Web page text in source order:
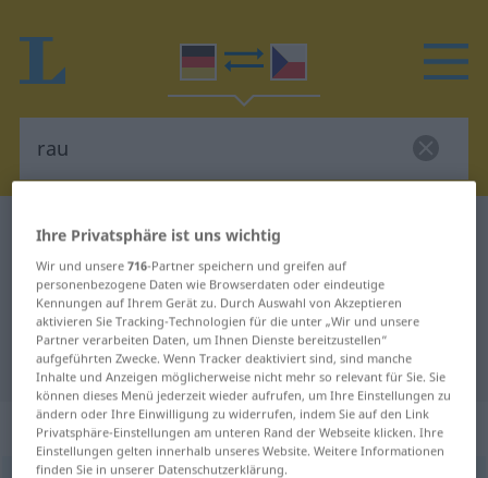
Deutsch-Tschechisch Wörterbuch
Deutsch-Tschechisch Übersetzung
für "rau"
"rau" Tschechisch Übersetzung
„rau“
Ihre Privatsphäre ist uns wichtig
Wir und unsere716-Partner speichern und greifen auf
personenbezogene Daten wie Browserdaten oder eindeutige
Kennungen auf Ihrem Gerät zu. Durch Auswahl von Akzeptieren
aktivieren Sie Tracking-Technologien für die unter „Wir und unsere
Partner verarbeiten Daten, um Ihnen Dienste bereitzustellen“
aufgeführten Zwecke. Wenn Tracker deaktiviert sind, sind manche
Inhalte und Anzeigen möglicherweise nicht mehr so relevant für Sie. Sie
können dieses Menü jederzeit wieder aufrufen, um Ihre Einstellungen zu
ändern oder Ihre Einwilligung zu widerrufen, indem Sie auf den Link
Privatsphäre-Einstellungen am unteren Rand der Webseite klicken. Ihre
Einstellungen gelten innerhalb unseres Website. Weitere Informationen
finden Sie in unserer Datenschutzerklärung.